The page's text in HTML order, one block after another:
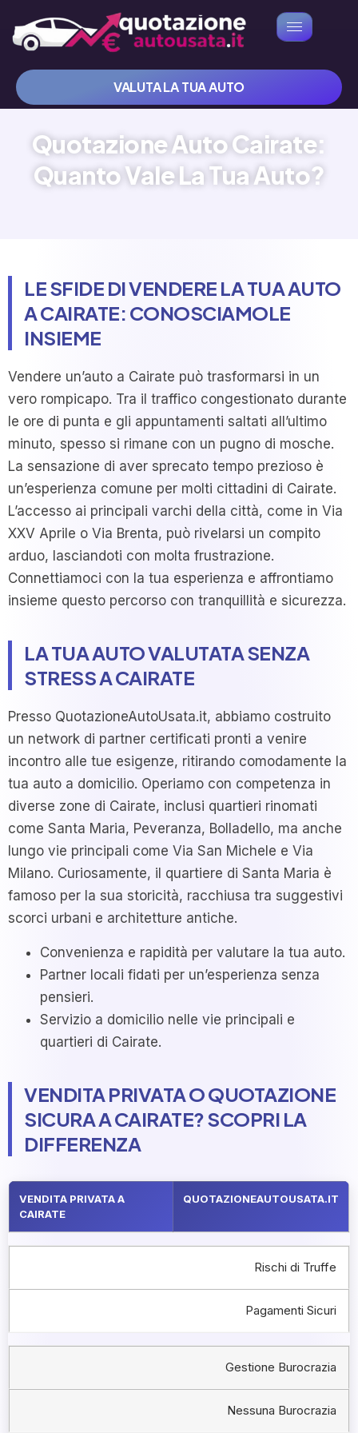
VALUTA LA TUA AUTO
Quotazione Auto Cairate:
Quanto Vale La Tua Auto?
LE SFIDE DI VENDERE LA TUA AUTO
A CAIRATE: CONOSCIAMOLE
INSIEME
Vendere un’auto a Cairate può trasformarsi in un
vero rompicapo. Tra il traffico congestionato durante
le ore di punta e gli appuntamenti saltati all’ultimo
minuto, spesso si rimane con un pugno di mosche.
La sensazione di aver sprecato tempo prezioso è
un’esperienza comune per molti cittadini di Cairate.
L’accesso ai principali varchi della città, come in Via
XXV Aprile o Via Brenta, può rivelarsi un compito
arduo, lasciandoti con molta frustrazione.
Connettiamoci con la tua esperienza e affrontiamo
insieme questo percorso con tranquillità e sicurezza.
LA TUA AUTO VALUTATA SENZA
STRESS A CAIRATE
Presso QuotazioneAutoUsata.it, abbiamo costruito
un network di partner certificati pronti a venire
incontro alle tue esigenze, ritirando comodamente la
tua auto a domicilio. Operiamo con competenza in
diverse zone di Cairate, inclusi quartieri rinomati
come Santa Maria, Peveranza, Bolladello, ma anche
lungo vie principali come Via San Michele e Via
Milano. Curiosamente, il quartiere di Santa Maria è
famoso per la sua storicità, racchiusa tra suggestivi
scorci urbani e architetture antiche.
Convenienza e rapidità per valutare la tua auto.
Partner locali fidati per un’esperienza senza
pensieri.
Servizio a domicilio nelle vie principali e
quartieri di Cairate.
VENDITA PRIVATA O QUOTAZIONE
SICURA A CAIRATE? SCOPRI LA
DIFFERENZA
VENDITA PRIVATA A
CAIRATE
QUOTAZIONEAUTOUSATA.IT
Rischi di Truffe
Pagamenti Sicuri
Gestione Burocrazia
Nessuna Burocrazia